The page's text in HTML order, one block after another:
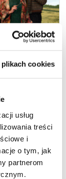
plikach cookies
usług
treści
i
o tym, jak
partnerom